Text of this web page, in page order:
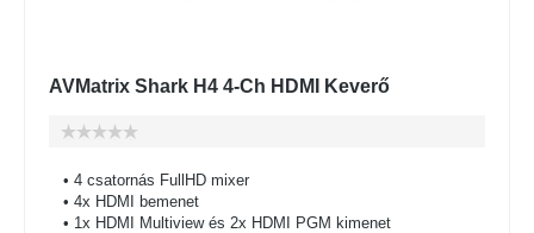
AVMatrix Shark H4 4-Ch HDMI Keverő
• 4 csatornás FullHD mixer
• 4x HDMI bemenet
• 1x HDMI Multiview és 2x HDMI PGM kimenet